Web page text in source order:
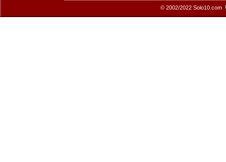
© 2002/2022 Solo10.com